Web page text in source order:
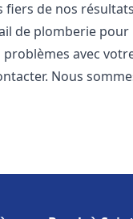
fiers de nos
de plomberie pour
problèmes avec
Nous